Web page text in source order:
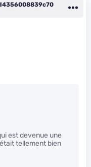
est devenue une
tellement bien